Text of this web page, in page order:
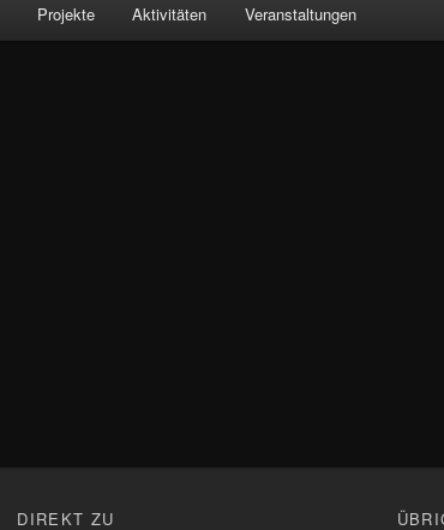
Projekte Aktivitäten Veranstaltungen
DIREKT ZU